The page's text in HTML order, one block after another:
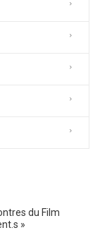
du Film
»